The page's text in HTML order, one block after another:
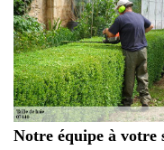
Notre équipe à votre